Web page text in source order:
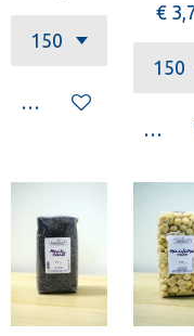
Houd mij op de
€
Houd